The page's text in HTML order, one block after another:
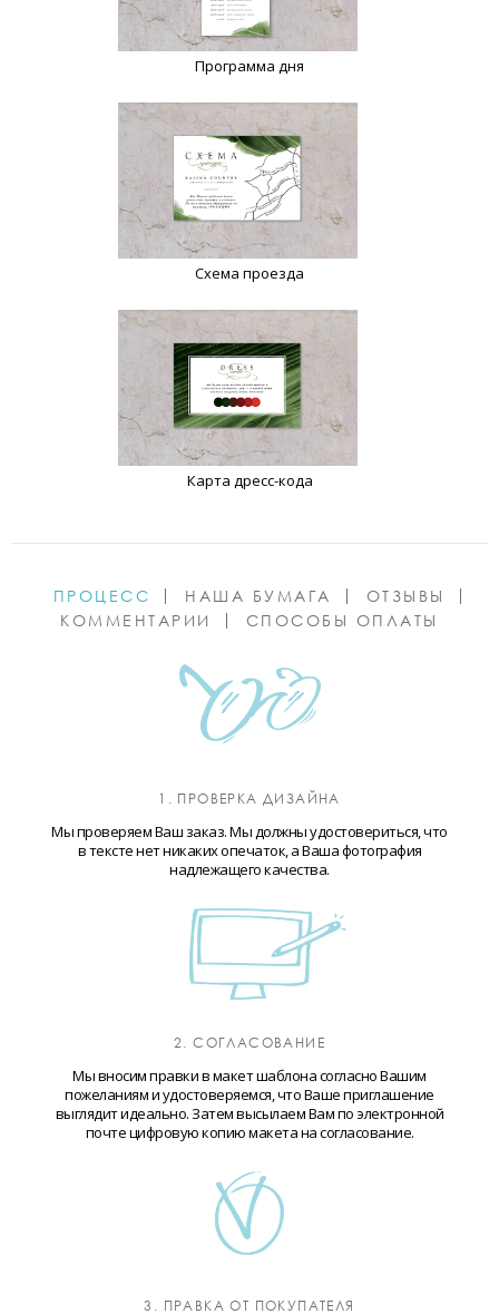
Программа дня
Схема проезда
Карта дресс-кода
ПРОЦЕСС НАША БУМАГА
ОТЗЫВЫ
КОММЕНТАРИИ
СПОСОБЫ ОПЛАТЫ
1. ПРОВЕРКА ДИЗАЙНА
Мы проверяем Ваш заказ. Мы должны удостовериться, что
в тексте нет никаких опечаток, а Ваша фотография
надлежащего качества.
2. СОГЛАСОВАНИЕ
Мы вносим правки в макет шаблона согласно Вашим
пожеланиям и удостоверяемся, что Ваше приглашение
выглядит идеально. Затем высылаем Вам по электронной
почте цифровую копию макета на согласование.
3. ПРАВКА ОТ ПОКУПАТЕЛЯ